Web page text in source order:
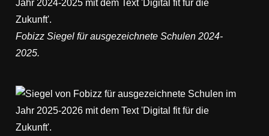
Fobizz Siegel für ausgezeichnete Schulen 2024-
2025.